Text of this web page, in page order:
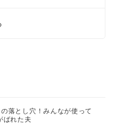
落とし穴！みんなが使って
ばれた夫